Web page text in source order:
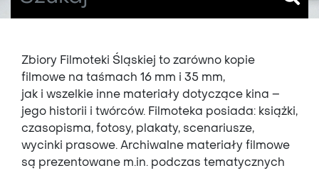
Zbiory Filmoteki Śląskiej to zarówno kopie
filmowe na taśmach 16 mm i 35 mm,
jak i wszelkie inne materiały dotyczące kina –
jego historii i twórców. Filmoteka posiada: książki,
czasopisma, fotosy, plakaty, scenariusze,
wycinki prasowe. Archiwalne materiały filmowe
są prezentowane m.in. podczas tematycznych